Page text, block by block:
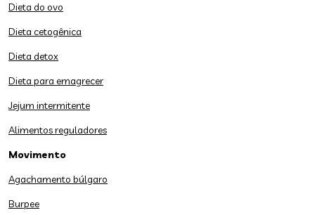
Dieta do ovo
Dieta cetogênica
Dieta detox
Dieta para emagrecer
Jejum intermitente
Alimentos reguladores
Movimento
Agachamento búlgaro
Burpee